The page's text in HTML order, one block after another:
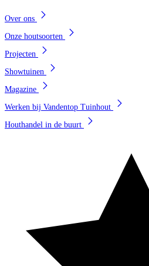
Over ons
Onze houtsoorten
Projecten
Showtuinen
Magazine
Werken bij Vandentop Tuinhout
Houthandel in de buurt